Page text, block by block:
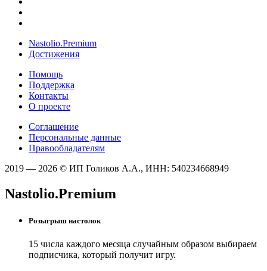
Nastolio.Premium
Достижения
Помощь
Поддержка
Контакты
О проекте
Соглашение
Персональные данные
Правообладателям
2019 — 2026 © ИП Голиков А.А., ИНН: 540234668949
Nastolio.Premium
Розыгрыш настолок
15 числа каждого месяца случайным образом выбираем
подписчика, который получит игру.